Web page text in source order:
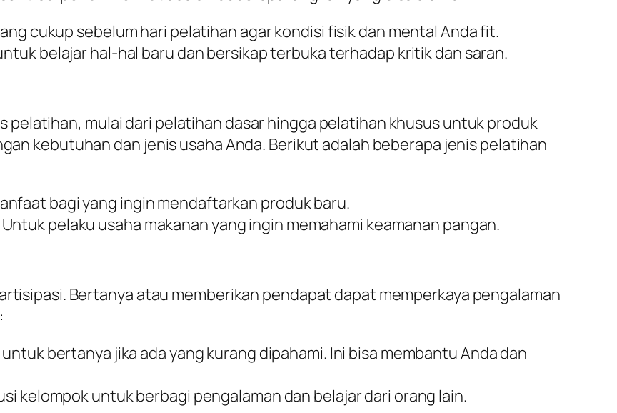
cukup sebelum hari pelatihan agar kondisi fisik dan mental Anda fit.
belajar hal-hal baru dan bersikap terbuka terhadap kritik dan saran.
pelatihan, mulai dari pelatihan dasar hingga pelatihan khusus untuk produk
kebutuhan dan jenis usaha Anda. Berikut adalah beberapa jenis pelatihan
bagi yang ingin mendaftarkan produk baru.
Untuk pelaku usaha makanan yang ingin memahami keamanan pangan.
Bertanya atau memberikan pendapat dapat memperkaya pengalaman
bertanya jika ada yang kurang dipahami. Ini bisa membantu Anda dan
kelompok untuk berbagi pengalaman dan belajar dari orang lain.